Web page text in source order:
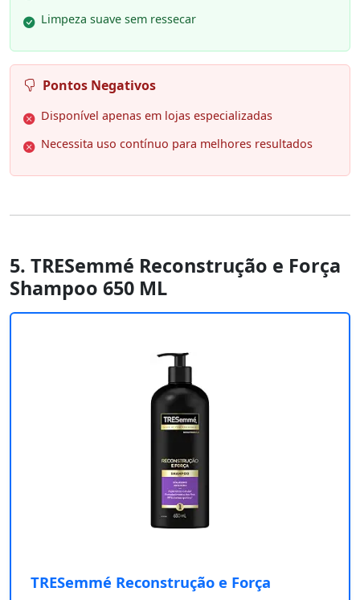
Limpeza suave sem ressecar
Pontos Negativos
Disponível apenas em lojas especializadas
Necessita uso contínuo para melhores resultados
5. TRESemmé Reconstrução e Força
Shampoo 650 ML
TRESemmé Reconstrução e Força